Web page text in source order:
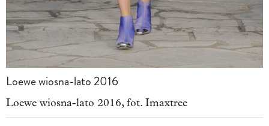
Loewe wiosna-lato 2016
Loewe wiosna-lato 2016, fot. Imaxtree